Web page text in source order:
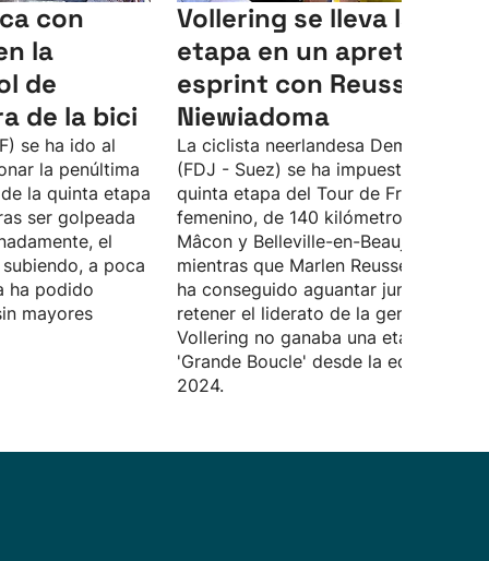
con
la
de
de la bici
se ha ido al
la penúltima
la quinta etapa
ser golpeada
el
a poca
ha podido
mayores
Vollering se lleva la
etapa en un
esprint con Reusser y
Niewiadoma
La ciclista neerlandesa Demi Vollering
(FDJ - Suez) se ha impuesto en la
quinta etapa del Tour de Francia
femenino, de 140 kilómetros, entre
Mâcon y Belleville-en-Beaujolais,
mientras que Marlen Reusser
ha conseguido aguantar junto a ella y
retener el liderato de la general.
Vollering no ganaba una etapa en la
'Grande Boucle' desde la edición de
2024.